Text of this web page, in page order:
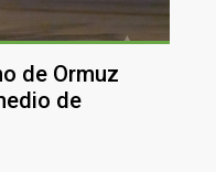
de Ormuz
de